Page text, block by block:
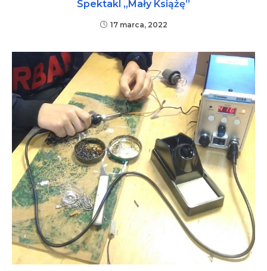
Spektakl „Mały Książę”
17 marca, 2022